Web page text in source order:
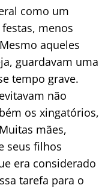
como um
menos
aqueles
guardavam uma
tempo grave.
não
os xingatórios,
mães,
seus filhos
era considerado
tarefa para o